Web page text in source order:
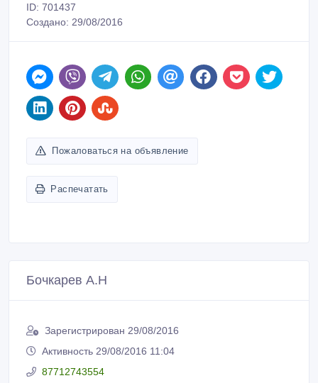
ID: 701437
Создано: 29/08/2016
Пожаловаться на объявление
Распечатать
Бочкарев А.Н
Зарегистрирован 29/08/2016
Активность 29/08/2016 11:04
87712743554